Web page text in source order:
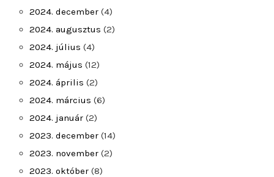
2024. december (4)
2024. augusztus (2)
2024. július (4)
2024. május (12)
2024. április (2)
2024. március (6)
2024. január (2)
2023. december (14)
2023. november (2)
2023. október (8)